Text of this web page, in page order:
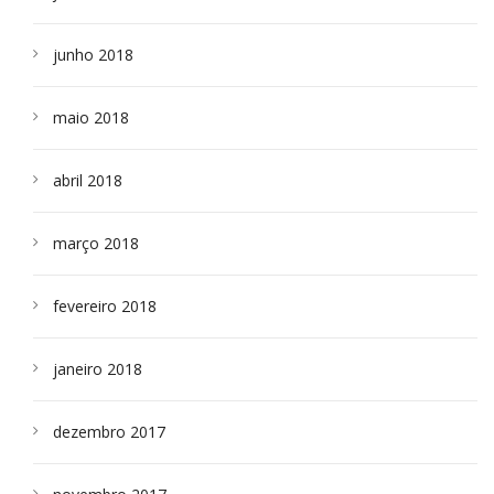
junho 2018
maio 2018
abril 2018
março 2018
fevereiro 2018
janeiro 2018
dezembro 2017